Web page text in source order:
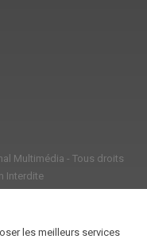
Multimédia - Tous droits
Interdite
les meilleurs services